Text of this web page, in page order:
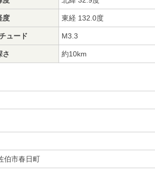
度 東経 132.0度
ュード M3.3
さ 約10km
伯市春日町